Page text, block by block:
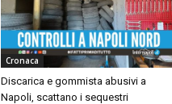
Cronaca
Discarica e gommista abusivi a
Napoli, scattano i sequestri